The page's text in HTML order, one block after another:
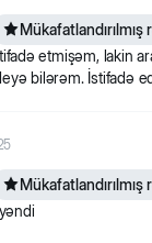
Mükafatlandırılmış
etmişəm, lakin
bilərəm. İstifadə
Mükafatlandırılmış